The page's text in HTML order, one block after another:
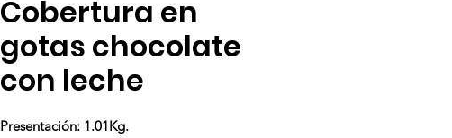
Cobertura en
gotas chocolate
con leche
Presentación: 1.01Kg.